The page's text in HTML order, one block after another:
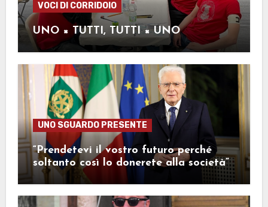
VOCI DI CORRIDOIO
UNO × TUTTI, TUTTI × UNO
UNO SGUARDO PRESENTE
“Prendetevi il vostro futuro perché
soltanto così lo donerete alla società”